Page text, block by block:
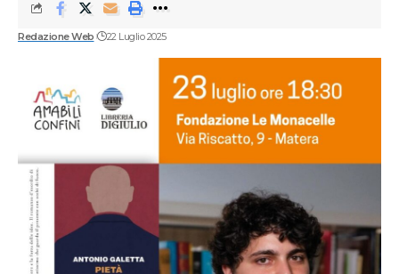
Redazione Web 22 Luglio 2025